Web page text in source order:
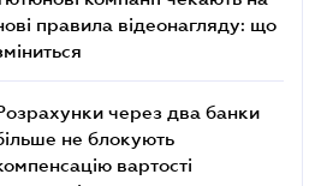
правила відеонагляду: що
через два банки
не блокують
вартості